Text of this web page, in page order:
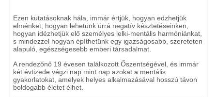
Ezen kutatásoknak hála, immár értjük, hogyan edzhetjük
elménket, hogyan lehetünk úrrá negatív késztetéseinken,
hogyan idézhetjük elő személyes lelki-mentális harmóniánkat,
s mindezzel hogyan építhetünk egy igazságosabb, szereteten
alapuló, egészségesebb emberi társadalmat.
A rendezőnő 19 évesen találkozott Őszentségével, és immár
két évtizede végzi nap mint nap azokat a mentális
gyakorlatokat, amelyek helyes alkalmazásával hosszú távon
boldogabb életet élhet.